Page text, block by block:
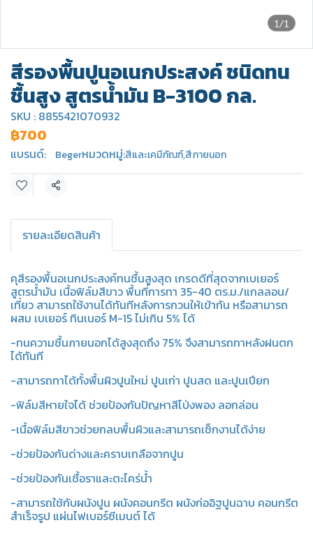
1/1
สีรองพื้นปูนอเนกประสงค์ ชนิดทน
ชื้นสูง สูตรน้ำมัน B-3100 กล.
SKU : 8855421070932
฿700
แบรนด์: Begerหมวดหมู่:สีและเคมีภัณฑ์,สีภายนอก
แชร์
รายละเอียดสินค้า
คุสีรองพื้นอเนกประสงค์ทนชื้นสูงสุด เกรดดีที่สุดจากเบเยอร์
สูตรน้ำมัน เนื้อฟิล์มสีขาว พื้นที่การทา 35-40 ตร.ม./แกลลอน/
เที่ยว สามารถใช้งานได้ทันทีหลังการกวนให้เข้ากัน หรือสามารถ
ผสม เบเยอร์ ทินเนอร์ M-15 ไม่เกิน 5% ได้
-ทนความชื้นภายนอกได้สูงสุดถึง 75% จึงสามารถทาหลังฝนตก
ได้ทันที
-สามารถทาได้ทั้งพื้นผิวปูนใหม่ ปูนเก่า ปูนสด และปูนเปียก
-ฟิล์มสีหายใจได้ ช่วยป้องกันปัญหาสีโป่งพอง ลอกล่อน
-เนื้อฟิล์มสีขาวช่วยกลบพื้นผิวและสามารถเช็กงานได้ง่าย
-ช่วยป้องกันด่างและคราบเกลือจากปูน
-ช่วยป้องกันเชื้อราและตะไคร่น้ำ
-สามารถใช้กับผนังปูน ผนังคอนกรีต ผนังก่ออิฐปูนฉาบ คอนกรีต
สำเร็จรูป แผ่นไฟเบอร์ซีเมนต์ ได้